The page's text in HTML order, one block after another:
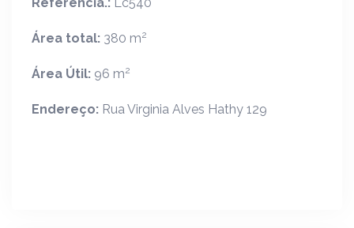
Área total: 380 m2
Área Útil: 96 m2
Endereço: Rua Virginia Alves Hathy 129